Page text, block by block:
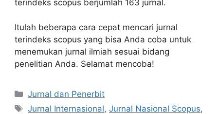
terindeks scopus berjumlah 163 jurnal.
Itulah beberapa cara cepat mencari jurnal
terindeks scopus yang bisa Anda coba untuk
menemukan jurnal ilmiah sesuai bidang
penelitian Anda. Selamat mencoba!
Kategori
Jurnal dan Penerbit
Tag
Jurnal Internasional,Jurnal Nasional Scopus,